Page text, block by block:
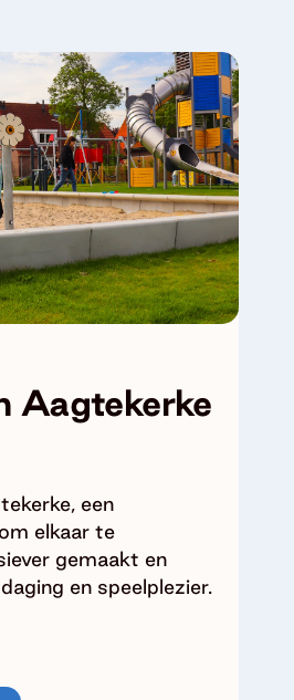
Aagtekerke
een
elkaar te
gemaakt en
en speelplezier.